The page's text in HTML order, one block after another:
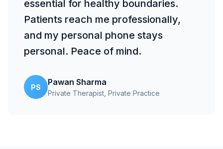
essential for healthy boundaries.
Patients reach me professionally,
and my personal phone stays
personal. Peace of mind.
PS
Pawan Sharma
Private Therapist , Private Practice